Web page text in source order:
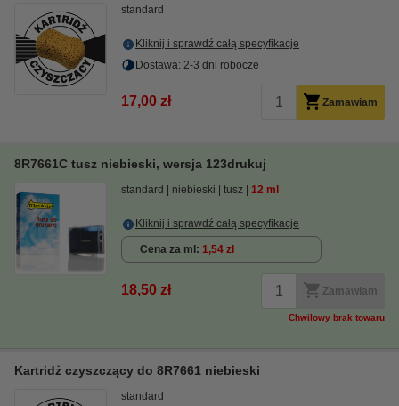
standard
Kliknij i sprawdź całą specyfikacje
Dostawa: 2-3 dni robocze
17,00 zł Zamawiam
8R7661C tusz niebieski, wersja 123drukuj
standard niebieski tusz 12 ml
Kliknij i sprawdź całą specyfikacje
Cena za ml 1,54 zł
18,50 zł Zamawiam
Chwilowy brak towaru
Kartridż czyszczący do 8R7661 niebieski
standard